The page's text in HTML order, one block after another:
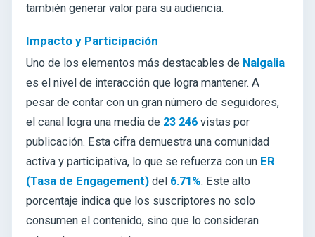
también generar valor para su audiencia.
Impacto y Participación
Uno de los elementos más destacables de Nalgalia
es el nivel de interacción que logra mantener. A
pesar de contar con un gran número de seguidores,
el canal logra una media de 23 246 vistas por
publicación. Esta cifra demuestra una comunidad
activa y participativa, lo que se refuerza con un ER
(Tasa de Engagement) del 6.71%. Este alto
porcentaje indica que los suscriptores no solo
consumen el contenido, sino que lo consideran